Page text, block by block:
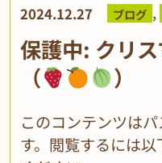
2024.12.27 ブログ ,
保護中: クリ
（
）
このコンテンツは
す。閲覧するには